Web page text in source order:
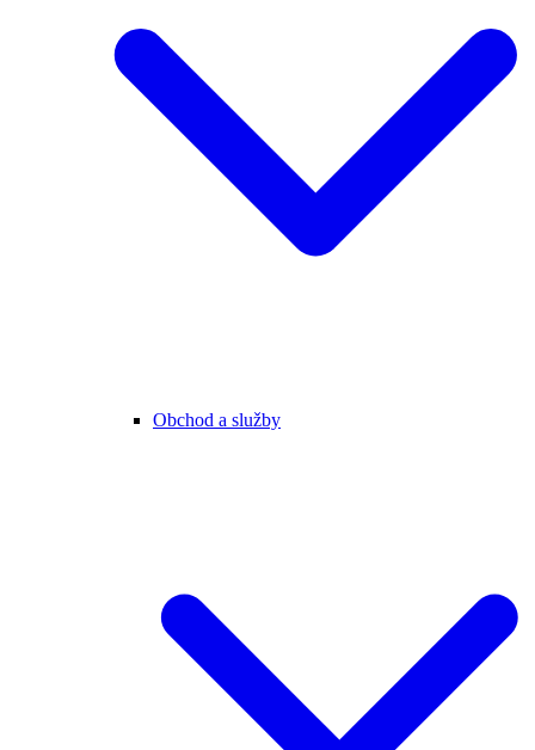
Obchod a služby